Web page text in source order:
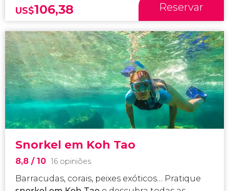
US$106,38 Reservar
Snorkel em Koh Tao
8,8 / 10 16 opiniões
Barracudas, corais, peixes exóticos… Pratique